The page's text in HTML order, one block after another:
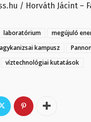
/ Horváth Jácint –
laboratórium
megújuló
kampusz
víztechnológiai kutatások